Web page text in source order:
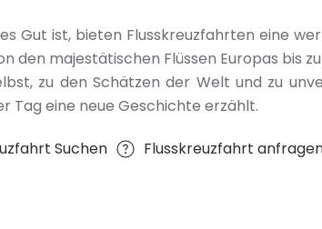
Gut ist, bieten Flusskreuzfahrten eine
den majestätischen Flüssen Europas bis
zu den Schätzen der Welt und zu
Tag eine neue Geschichte erzählt.
Suchen Flusskreuzfahrt